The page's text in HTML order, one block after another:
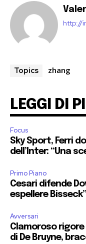
http://
Topics zhang
LEGGI DI
Focus
Sky Sport, Ferri
dell’Inter: “Una
Primo Piano
Cesari difende
espellere Bisseck”
Avversari
Clamoroso rigore
di De Bruyne,